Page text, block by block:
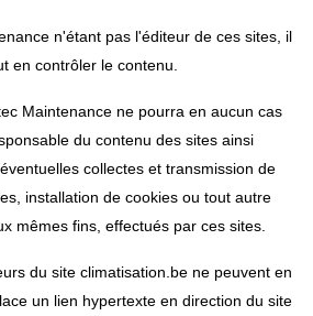
n'étant pas l'éditeur de ces sites, il
en contrôler le contenu.
Maintenance ne pourra en aucun cas
du contenu des sites ainsi
collectes et transmission de
installation de cookies ou tout autre
mêmes fins, effectués par ces sites.
du site climatisation.be ne peuvent en
un lien hypertexte en direction du site